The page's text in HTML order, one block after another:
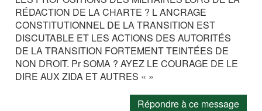
RÉDACTION DE LA CHARTE ? L ANCRAGE
CONSTITUTIONNEL DE LA TRANSITION EST
DISCUTABLE ET LES ACTIONS DES AUTORITÉS
DE LA TRANSITION FORTEMENT TEINTÉES DE
NON DROIT. Pr SOMA ? AYEZ LE COURAGE DE LE
DIRE AUX ZIDA ET AUTRES « »
Répondre à ce message